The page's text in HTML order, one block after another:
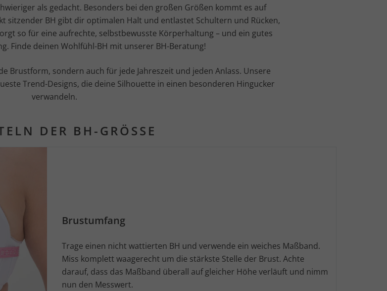
als gedacht. Besonders bei den großen Größen kommt es auf
sitzender BH gibt dir optimalen Halt und entlastet Schultern und Rücken,
so für eine aufrechte, selbstbewusste Körperhaltung – und ein gutes
Finde deinen Wohlfühl-BH mit unserer BH-Beratung!
Brustform, sondern auch für jede Jahreszeit und jeden Anlass. Unsere
Trend-Designs, die deine Silhouette in einen besonderen Hingucker
verwandeln.
DER BH-GRÖSSE
Brustumfang
Trage einen nicht wattierten BH und verwende ein weiches Maßband.
Miss komplett waagerecht um die stärkste Stelle der Brust. Achte
darauf, dass das Maßband überall auf gleicher Höhe verläuft und nimm
nun den Messwert.